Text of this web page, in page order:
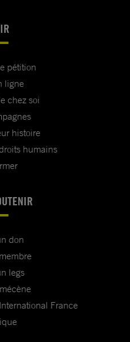
pétition
ligne
chez soi
histoire
humains
don
legs
France